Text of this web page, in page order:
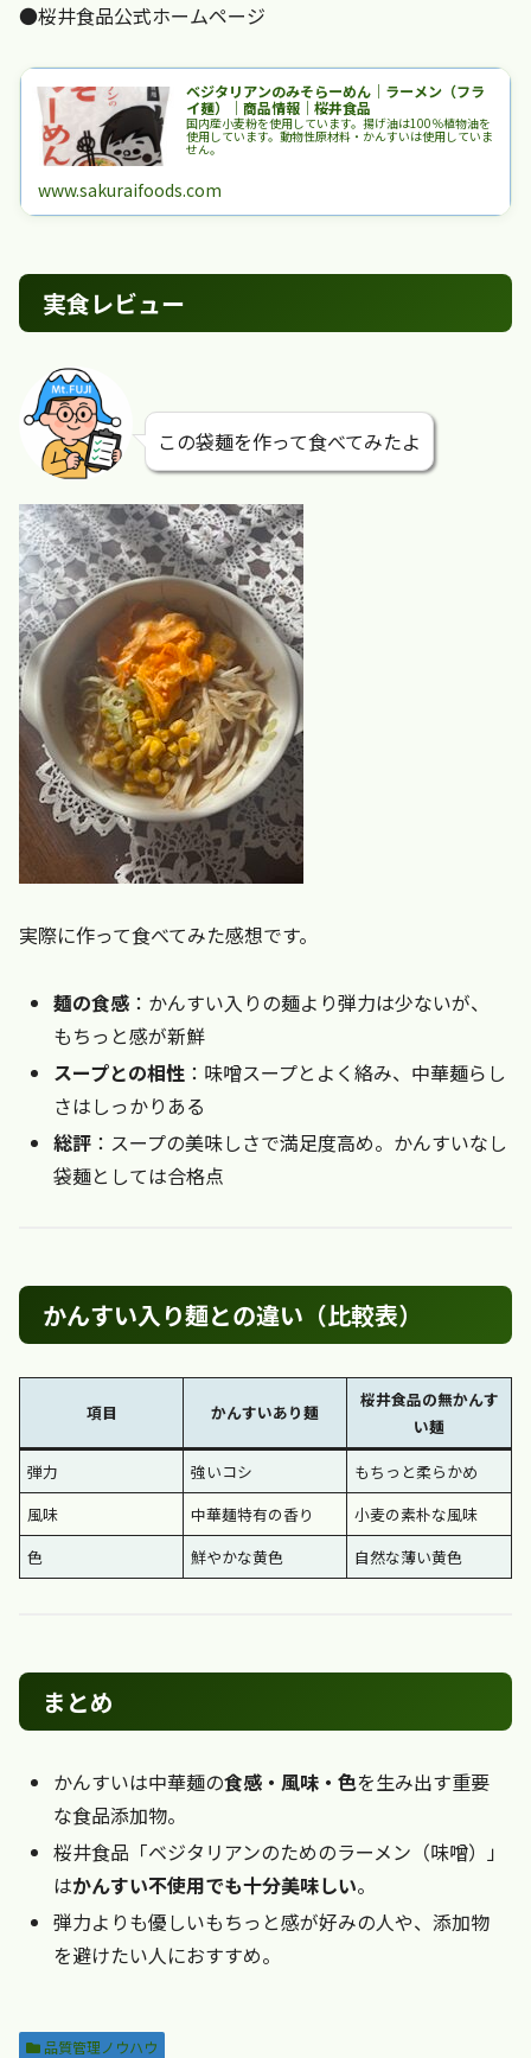
●桜井食品公式ホームページ
ベジタリアンのみそらーめん｜ラーメン（フラ
イ麺）｜商品情報｜桜井食品
国内産小麦粉を使用しています。揚げ油は100％植物油を
使用しています。動物性原材料・かんすいは使用していま
せん。
www.sakuraifoods.com
実食レビュー
この袋麺を作って食べてみたよ
実際に作って食べてみた感想です。
麺の食感 ：かんすい入りの麺より弾力は少ないが、
もちっと感が新鮮
スープとの相性 ：味噌スープとよく絡み、中華麺らし
さはしっかりある
総評 ：スープの美味しさで満足度高め。かんすいなし
袋麺としては合格点
かんすい入り麺との違い（比較表）
項目 かんすいあり麺
桜井食品の無かんす
い麺
弾力
強いコシ
もちっと柔らかめ
風味
中華麺特有の香り
小麦の素朴な風味
色
鮮やかな黄色 自然な薄い黄色
まとめ
かんすいは中華麺の食感・風味・色を生み出す重要
な食品添加物。
桜井食品「ベジタリアンのためのラーメン（味噌）」
はかんすい不使用でも十分美味しい。
弾力よりも優しいもちっと感が好みの人や、添加物
を避けたい人におすすめ。
品質管理ノウハウ